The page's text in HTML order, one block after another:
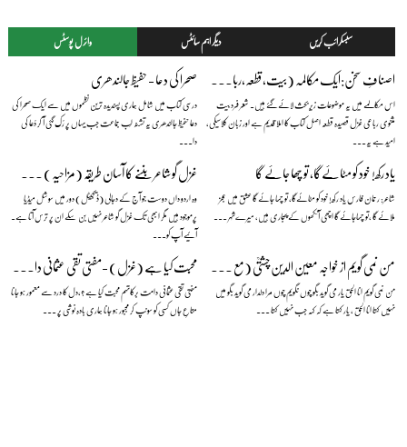
وائرل پوسٹس دیگر اہم سائٹس سبسکرائب کریں
صحرا کی دعا - حفیظ جالندھری
درسی کتاب میں شامل ہماری پسندیدہ ترین نظموں میں سے ایک صحرا کی
دعا حفیظ جالندھری یہ تشنہ لَب جماعت جب یہاں پر رُک گئی آ کر دُعا کی
دا...
اصنافِ سخن:ایک مکالمہ (بیت،قطعہ،رباعی،غزل) — بیج ناتھ سہائے فگارؔ
اس مکالمے میں یہ موضوعات زیرِ بحث لائے گئے ہیں۔ شعر فرد بیت
مثنوی رباعی غزل قصیدہ قطعہ اصل کتاب کا املا قدیم ہے اور زبان کلاسیکی،
امید ہے یہ...
غزل گو شاعر بننے کا آسان طریقہ (مزاحیہ) — نعمان علی خان
وہ اردو داں دوست جو آج کے دجالی (ڈیجیٹل) دور میں سوشل میڈیا
پرموجود ہیں مگر ابھی تک غزل گو شاعر نہیں بن سکے ان پر ترس آتا ہے۔
آئیے آپ کو...
یاد رکھ! خود کو مٹائےگا، تو چھا جائے گا
شاعر: رحمان فارس یاد رکھ! خود کو مٹائےگا، تو چھا جائے گا عشق میں عجز
ملائے گا ،تو چھاجائے گا اچھی آنکھوں کے پجاری ہیں، میرےشہر ...
محبت کیا ہے (غزل) -مفتی تقی عثمانی دامت برکاتہم
مفتی تقی عثمانی دامت برکاتہم محبت کیا ہے ؟،دل کا درد سے معمور ہو جانا
متاعِ جاں کسی کو سونپ کر مجبور ہو جانا ہماری بادہ نوشی پر ...
من نمی گویم از خواجہ معین الدین چشتیؒ (مع منظوم اردو ترجمہ)
من نمی گویم انا الحق یار می گوید بگو چوں نگویم چوں مرا دلدار می گوید بگو میں
نہیں کہتا انا الحق ، یار کہتا ہے کہ کہہ جب نہیں کہتا ...